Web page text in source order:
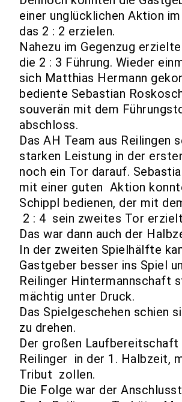
einer unglücklichen Aktion
das 2 : 2 erzielen.
Nahezu im Gegenzug
die 2 : 3 Führung. Wieder
sich Matthias Hermann
bediente Sebastian
souverän mit dem
abschloss.
Das AH Team aus Reilingen
starken Leistung in der
noch ein Tor darauf.
mit einer guten Aktion
Schippl bedienen, der mit
2 : 4 sein zweites Tor
Das war dann auch der
In der zweiten Spielhälfte
Gastgeber besser ins Spiel
Reilinger Hintermannschaft
mächtig unter Druck.
Das Spielgeschehen schien
zu drehen.
Der großen Laufbereitschaft
Reilinger in der 1. Halbzeit,
Tribut zollen.
Die Folge war der